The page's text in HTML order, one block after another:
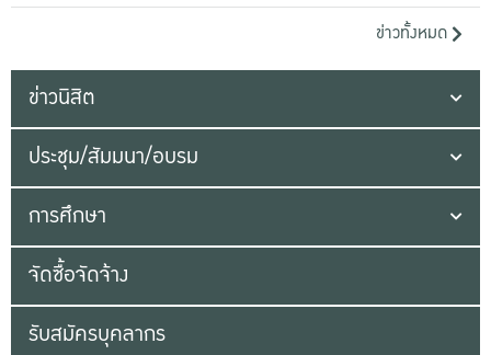
ข่าวทั้งหมด
ข่าวนิสิต
ประชุม/สัมมนา/อบรม
การศึกษา
จัดซื้อจัดจ้าง
รับสมัครบุคลากร